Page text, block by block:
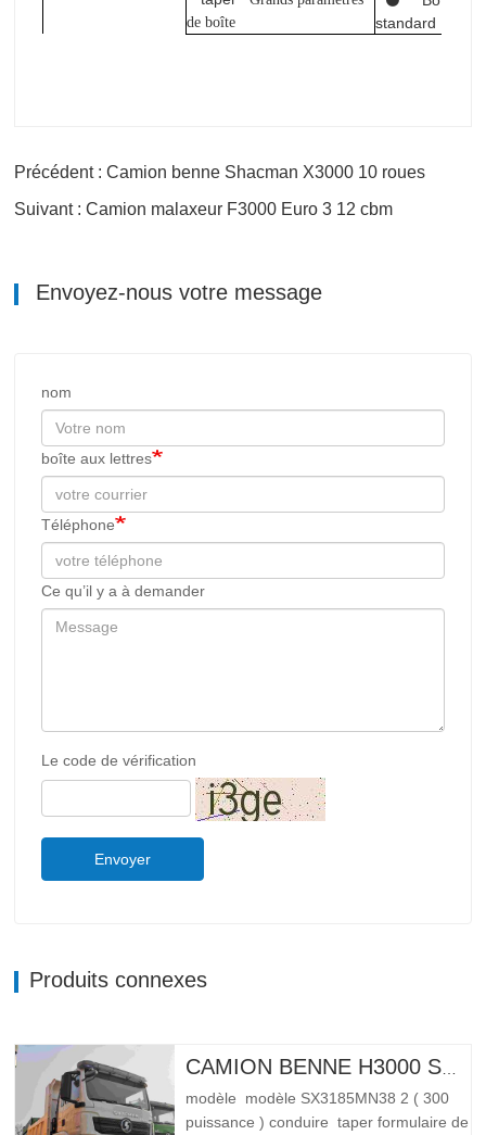
de boîte
standard
Précédent : Camion benne Shacman X3000 10 roues
Suivant : Camion malaxeur F3000 Euro 3 12 cbm
Envoyez-nous votre message
nom
boîte aux lettres
Téléphone
Ce qu’il y a à demander
Le code de vérification
Envoyer
Produits connexes
modèle modèle SX3185MN38 2 ( 300
puissance ) conduire taper formulaire de